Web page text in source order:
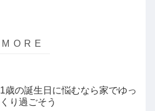
1歳の誕生日に悩むなら家でゆっ
くり過ごそう